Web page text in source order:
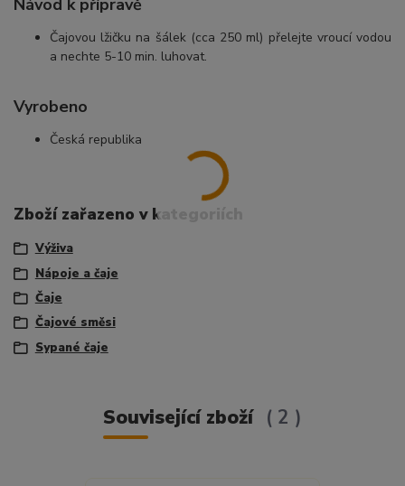
Návod k přípravě
Čajovou lžičku na šálek (cca 250 ml) přelejte vroucí vodou
a nechte 5-10 min. luhovat.
Vyrobeno
Česká republika
Zboží zařazeno v kategoriích
Výživa
Nápoje a čaje
Čaje
Čajové směsi
Sypané čaje
Související zboží 2